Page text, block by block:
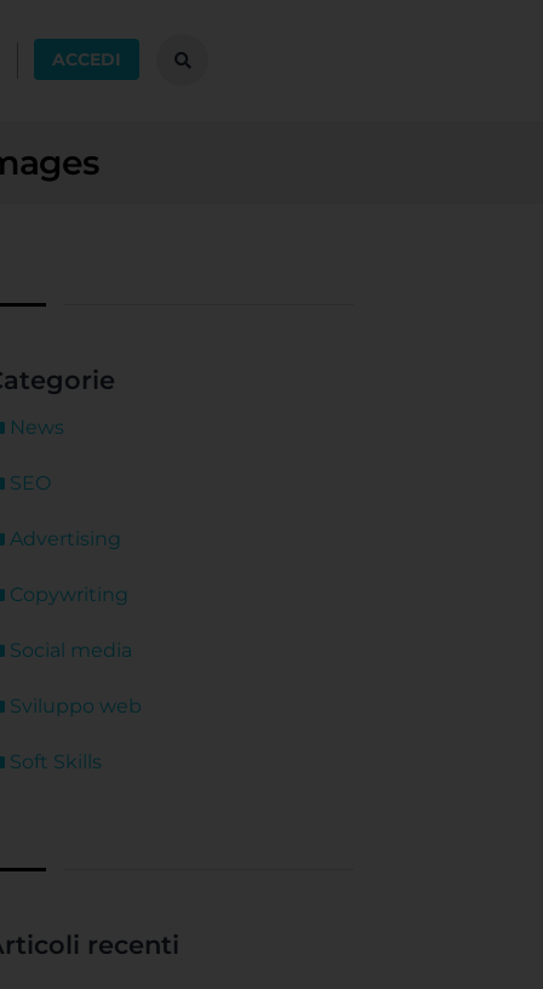
ACCEDI
News
SEO
Advertising
Copywriting
Social media
Sviluppo web
Soft Skills
recenti